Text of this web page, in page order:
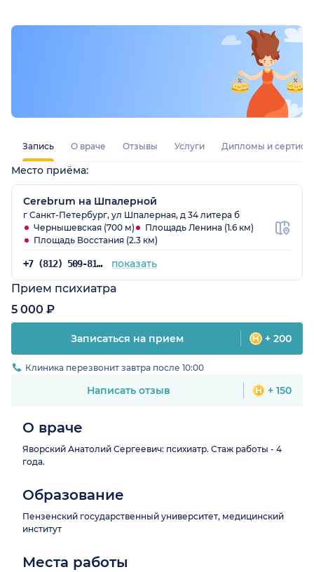
Запись О враче Отзывы Услуги Дипломы и
Место приёма:
Cerebrum на Шпалерной
г Санкт-Петербург, ул Шпалерная, д 34 литера б
Чернышевская (700 м)
Площадь Ленина (1.6 км)
Площадь Восстания (2.3 км)
+7 (812) 509-81-41 показать
Прием психиатра
5 000 ₽
Записаться на прием + 200
Клиника перезвонит завтра после 10:00
Написать отзыв + 150
О враче
Яворский Анатолий Сергеевич: психиатр. Стаж работы - 4
года.
Образование
Пензенский государственный университет, медицинский
институт
Места работы